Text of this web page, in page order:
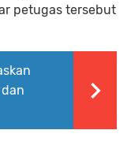
petugas tersebut